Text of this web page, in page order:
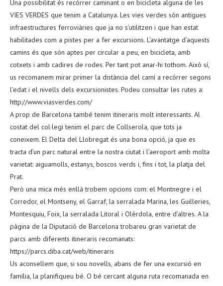
Una possibilitat és recórrer caminant o en bicicleta alguna de les
VIES VERDES que tenim a Catalunya. Les vies verdes són antigues
infraestructures ferroviàries que ja no s’utilitzen i que han estat
habilitades com a pistes per a fer excursions. L’avantatge d’aquests
camins és que són aptes per circular a peu, en bicicleta, amb
cotxets i amb cadires de rodes. Per tant pot anar-hi tothom. Això sí,
us recomanem mirar primer la distància del camí a recórrer segons
l’edat i el nivells dels excursionistes. Podeu consultar les rutes a:
http://www.viasverdes.com/
A prop de Barcelona també tenim itineraris molt interessants. Al
costat del col·legi tenim el parc de Collserola, que tots ja
coneixem. El Delta del Llobregat és una bona opció, ja que es
tracta d’un parc natural entre la nostra ciutat i l’aeroport amb molta
varietat: aiguamolls, estanys, boscos verds i, fins i tot, la platja del
Prat.
Però una mica més enllà trobem opcions com: el Montnegre i el
Corredor, el Montseny, el Garraf, la serralada Marina, les Guilleries,
Montesquiu, Foix, la serralada Litoral i Olèrdola, entre d’altres. A la
pàgina de la Diputació de Barcelona trobareu gran varietat de
parcs amb diferents itineraris recomanats:
https://parcs.diba.cat/web/itineraris
Us aconsellem que, si sou novells, abans de fer una excursió en
família, la planifiqueu bé. O bé cercant alguna ruta recomanada en